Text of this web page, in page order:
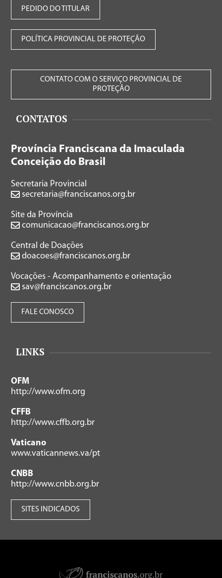
PEDIDO DO TITULAR
POLÍTICA PROVINCIAL DE PROTEÇÃO
CONTATO COM O SERVIÇO PROVINCIAL DE
PROTEÇÃO
CONTATOS
Província Franciscana da Imaculada
Conceição do Brasil
Secretaria Provincial
secretaria@franciscanos.org.br
Site da Província
comunicacao@franciscanos.org.br
Central de Doações
doacoes@franciscanos.org.br
Vocações - Acompanhamento e orientação
sav@franciscanos.org.br
FALE CONOSCO
LINKS
OFM
http://www.ofm.org
CFFB
http://www.cffb.org.br
Vaticano
www.vaticannews.va/pt
CNBB
http://www.cnbb.org.br
SITES INDICADOS